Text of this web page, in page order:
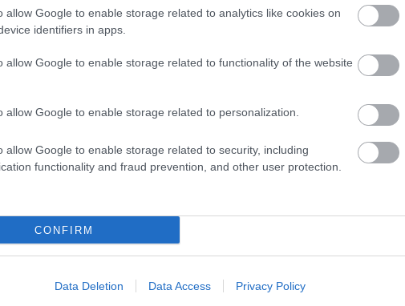
allow Google to enable storage related to analytics like cookies on
identifiers in apps.
allow Google to enable storage related to functionality of the website
allow Google to enable storage related to personalization.
allow Google to enable storage related to security, including
functionality and fraud prevention, and other user protection.
CONFIRM
Data Deletion Data Access Privacy Policy
2021 augusztus
Tovább
...